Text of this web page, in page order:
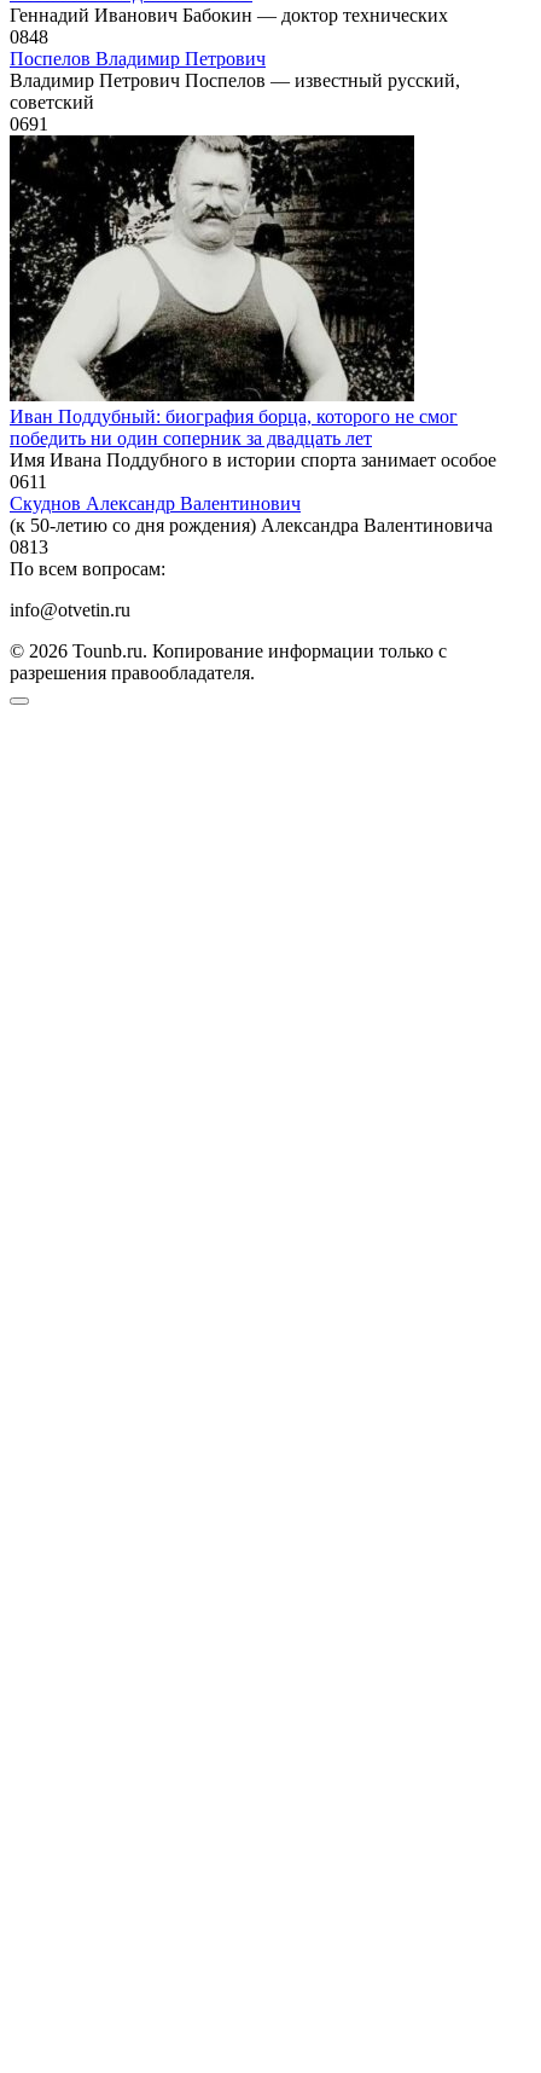
Геннадий Иванович Бабокин — доктор технических
0848
Поспелов Владимир Петрович
Владимир Петрович Поспелов — известный русский,
советский
0691
Иван Поддубный: биография борца, которого не смог
победить ни один соперник за двадцать лет
Имя Ивана Поддубного в истории спорта занимает особое
0611
Скуднов Александр Валентинович
(к 50-летию со дня рождения) Александра Валентиновича
0813
По всем вопросам:
info@otvetin.ru
© 2026 Tounb.ru. Копирование информации только с
разрешения правообладателя.